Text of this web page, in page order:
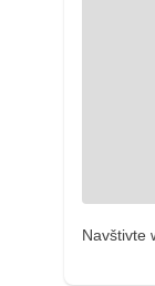
Navštivte